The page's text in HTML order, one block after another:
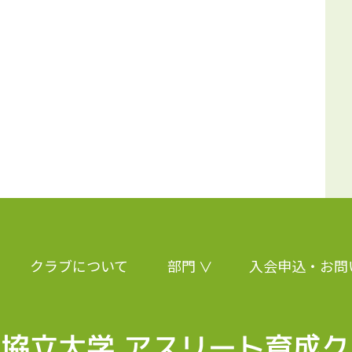
クラブについて 部門 入会申込・お